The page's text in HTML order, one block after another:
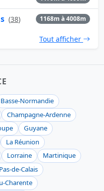
(38) 1168m à 4008m
Tout afficher
Basse-Normandie
Champagne-Ardenne
Guyane
La Réunion
Lorraine
Martinique
de-Calais
Charente